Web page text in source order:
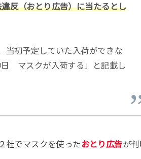
反（おとり広告）に当たるとし
当初予定していた入荷ができな
日 マスクが入荷する」と記載し
社でマスクを使ったおとり広告が判